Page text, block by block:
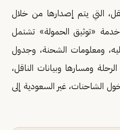
التي يتم إصدارها من خلال
خدمة «توثيق الحمولة» تشتمل
ومعلومات الشحنة، وجدول
ومسارها وبيانات الناقل،
الشاحنات، غير السعودية إلى